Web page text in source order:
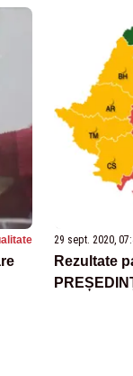
29 sept. 2020,
Rezultate